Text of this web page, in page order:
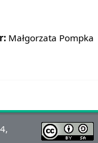
Małgorzata Pompka